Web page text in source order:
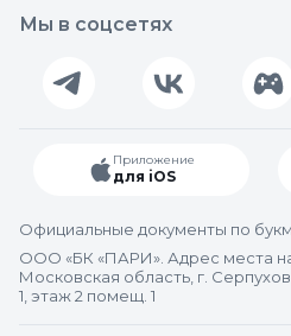
Мы в соцсетях
Приложение
для iOS
Официальные документы по
ООО «БК «ПАРИ». Адрес места
Московская область, г.
1, этаж 2 помещ. 1